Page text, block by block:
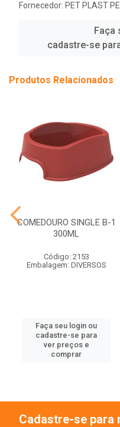
Fornecedor: PET PLAST
Faça
cadastre-se
Produtos Relacionados
COMEDOURO SINGLE B-1
300ML
Código: 2153
Embalagem: DIVERSOS
Faça seu login ou
cadastre-se para
ver preços e
comprar
Cadastre-se para